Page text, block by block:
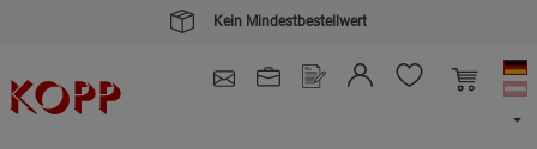
Kein Mindestbestellwert